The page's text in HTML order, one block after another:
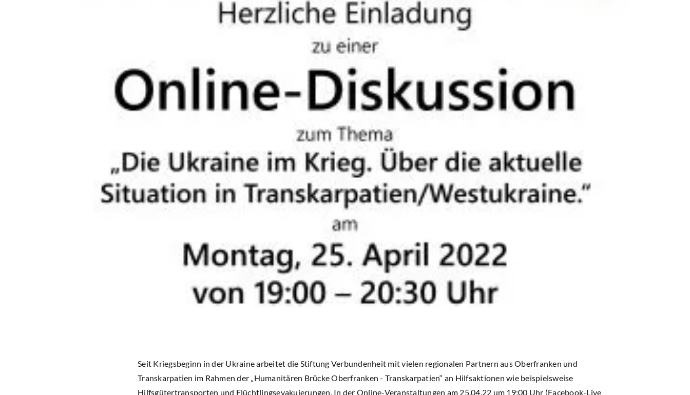
Seit Kriegsbeginn in der Ukraine arbeitet die Stiftung Verbundenheit mit vielen regionalen Partnern aus Oberfranken und
Transkarpatien im Rahmen der „Humanitären Brücke Oberfranken - Transkarpatien“ an Hilfsaktionen wie beispielsweise
Hilfsgütertransporten und Flüchtlingsevakuierungen. In der Online-Veranstaltungen am 25.04.22 um 19:00 Uhr (Facebook-Live